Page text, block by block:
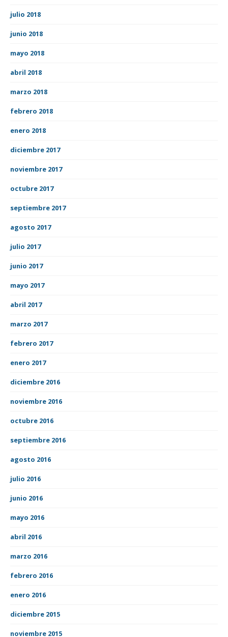
julio 2018
junio 2018
mayo 2018
abril 2018
marzo 2018
febrero 2018
enero 2018
diciembre 2017
noviembre 2017
octubre 2017
septiembre 2017
agosto 2017
julio 2017
junio 2017
mayo 2017
abril 2017
marzo 2017
febrero 2017
enero 2017
diciembre 2016
noviembre 2016
octubre 2016
septiembre 2016
agosto 2016
julio 2016
junio 2016
mayo 2016
abril 2016
marzo 2016
febrero 2016
enero 2016
diciembre 2015
noviembre 2015